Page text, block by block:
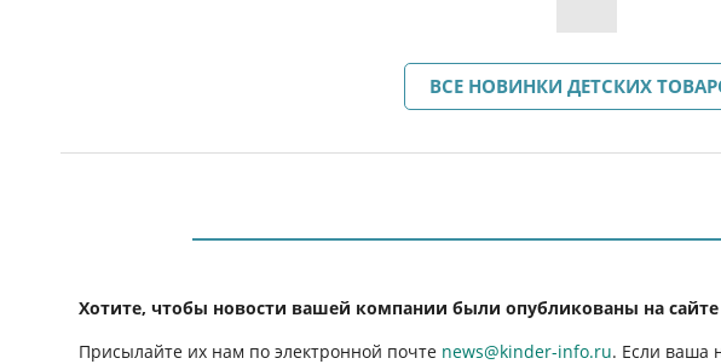
ВСЕ НОВИНКИ ДЕТСКИХ
Хотите, чтобы новости вашей компании были опубликованы на сайте
Присылайте их нам по электронной почте news@kinder-info.ru. Если ваша